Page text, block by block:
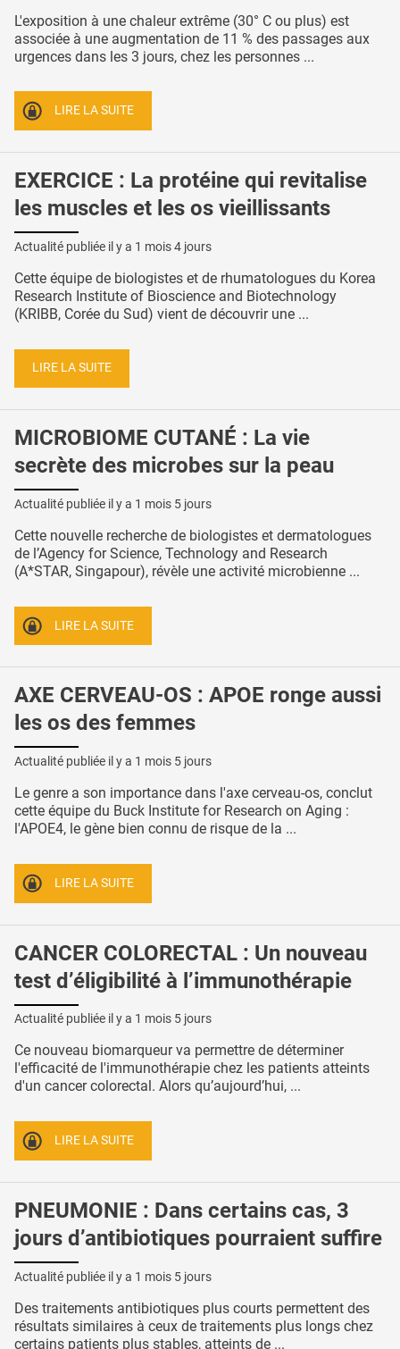
L'exposition à une chaleur extrême (30° C ou plus) est
associée à une augmentation de 11 % des passages aux
urgences dans les 3 jours, chez les personnes ...
LIRE LA SUITE
EXERCICE : La protéine qui revitalise
les muscles et les os vieillissants
Actualité publiée il y a 1 mois 4 jours
Cette équipe de biologistes et de rhumatologues du Korea
Research Institute of Bioscience and Biotechnology
(KRIBB, Corée du Sud) vient de découvrir une ...
LIRE LA SUITE
MICROBIOME CUTANÉ : La vie
secrète des microbes sur la peau
Actualité publiée il y a 1 mois 5 jours
Cette nouvelle recherche de biologistes et dermatologues
de l’Agency for Science, Technology and Research
(A*STAR, Singapour), révèle une activité microbienne ...
LIRE LA SUITE
AXE CERVEAU-OS : APOE ronge aussi
les os des femmes
Actualité publiée il y a 1 mois 5 jours
Le genre a son importance dans l'axe cerveau-os, conclut
cette équipe du Buck Institute for Research on Aging :
l'APOE4, le gène bien connu de risque de la ...
LIRE LA SUITE
CANCER COLORECTAL : Un nouveau
test d’éligibilité à l’immunothérapie
Actualité publiée il y a 1 mois 5 jours
Ce nouveau biomarqueur va permettre de déterminer
l'efficacité de l'immunothérapie chez les patients atteints
d'un cancer colorectal. Alors qu’aujourd’hui, ...
LIRE LA SUITE
PNEUMONIE : Dans certains cas, 3
jours d’antibiotiques pourraient suffire
Actualité publiée il y a 1 mois 5 jours
Des traitements antibiotiques plus courts permettent des
résultats similaires à ceux de traitements plus longs chez
certains patients plus stables, atteints de ...